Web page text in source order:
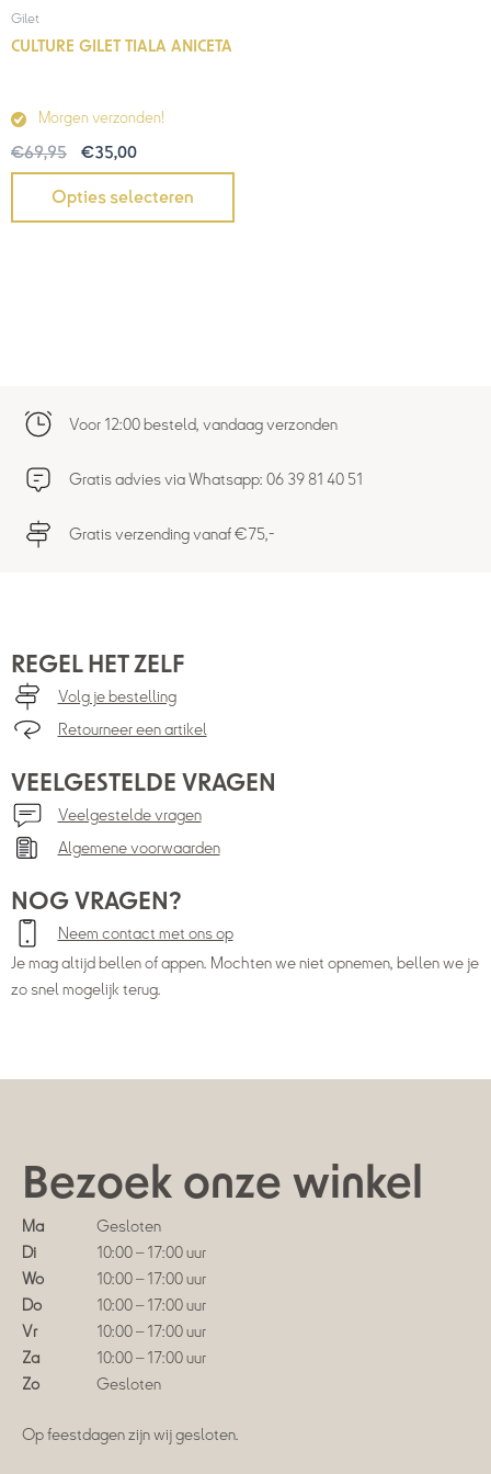
Gilet
CULTURE GILET TIALA ANICETA
Morgen verzonden!
€69,95 €35,00
Opties selecteren
Voor 12:00 besteld, vandaag verzonden
Gratis advies via Whatsapp: 06 39 81 40 51
Gratis verzending vanaf €75,-
REGEL HET ZELF
Volg je bestelling
Retourneer een artikel
VEELGESTELDE VRAGEN
Veelgestelde vragen
Algemene voorwaarden
NOG VRAGEN?
Neem contact met ons op
Je mag altijd bellen of appen. Mochten we niet opnemen, bellen we je
zo snel mogelijk terug.
Bezoek onze winkel
Ma
Gesloten
Di
10:00 – 17:00 uur
Wo
10:00 – 17:00 uur
Do
10:00 – 17:00 uur
Vr
10:00 – 17:00 uur
Za
10:00 – 17:00 uur
Zo
Gesloten
Op feestdagen zijn wij gesloten.